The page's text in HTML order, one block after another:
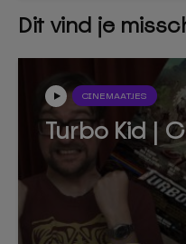
Dit vind je
CINEMAATJES
Turbo Kid |